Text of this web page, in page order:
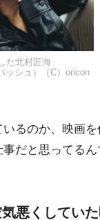
た北村匠海
ッシュ）（C）oricon
るのか、映画
だと思ってる
悪くしてい